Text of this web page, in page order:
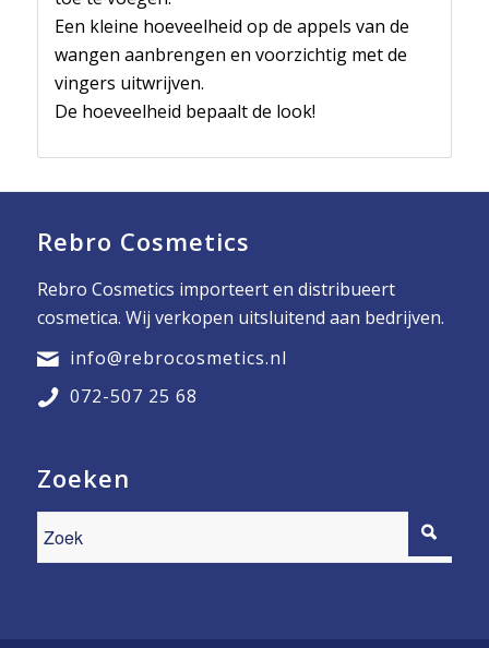
Een kleine hoeveelheid op de appels van de
wangen aanbrengen en voorzichtig met de
vingers uitwrijven.
De hoeveelheid bepaalt de look!
Rebro Cosmetics
Rebro Cosmetics importeert en distribueert
cosmetica. Wij verkopen uitsluitend aan bedrijven.
info@rebrocosmetics.nl
072-507 25 68
Zoeken